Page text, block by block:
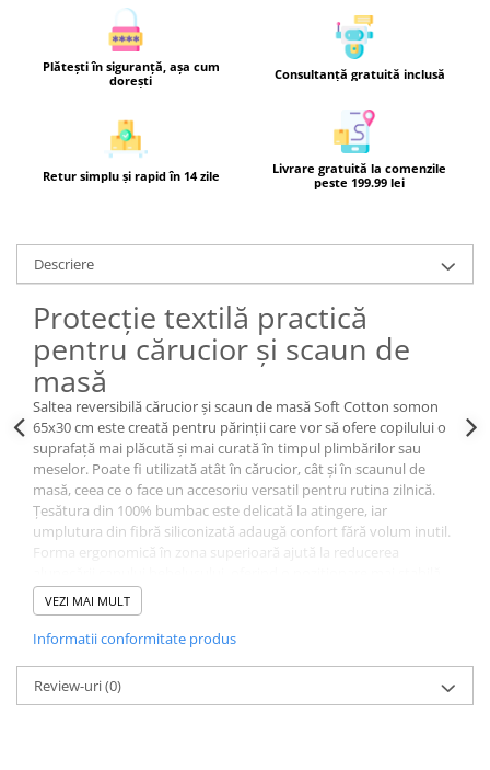
Plătești în siguranță, așa cum
dorești
Consultanță gratuită inclusă
Retur simplu și rapid în 14 zile
Livrare gratuită la comenzile
peste 199.99 lei
Descriere
Protecție textilă practică
pentru cărucior și scaun de
masă
Saltea reversibilă cărucior și scaun de masă Soft Cotton somon
65x30 cm este creată pentru părinții care vor să ofere copilului o
suprafață mai plăcută și mai curată în timpul plimbărilor sau
meselor. Poate fi utilizată atât în cărucior, cât și în scaunul de
masă, ceea ce o face un accesoriu versatil pentru rutina zilnică.
Țesătura din 100% bumbac este delicată la atingere, iar
umplutura din fibră siliconizată adaugă confort fără volum inutil.
Forma ergonomică în zona superioară ajută la reducerea
Compatibilitate universală cu majoritatea cărucioarelor.
Se fixează și se detașează rapid.
Dimensiune 65 x 30 cm.
Alege această saltea reversibilă dacă vrei un accesoriu simplu,
moale și util pentru confortul copilului în fiecare zi.
VEZI MAI MULT
Informatii conformitate produs
Review-uri(0)